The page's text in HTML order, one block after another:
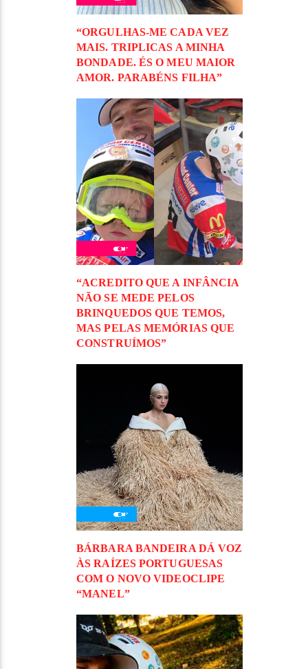
“ORGULHAS-ME CADA VEZ
MAIS. TRIPLICAS A MINHA
BONDADE. ÉS O MEU MAIOR
AMOR. PARABÉNS FILHA”
“ACREDITO QUE A INFÂNCIA
NÃO SE MEDE PELOS
BRINQUEDOS QUE TEMOS,
MAS PELAS MEMÓRIAS QUE
CONSTRUÍMOS”
BÁRBARA BANDEIRA DÁ VOZ
ÀS RAÍZES PORTUGUESAS
COM O NOVO VIDEOCLIPE
“MANEL”